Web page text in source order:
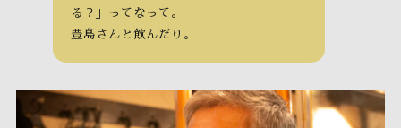
る？」ってなって。
豊島さんと飲んだり。